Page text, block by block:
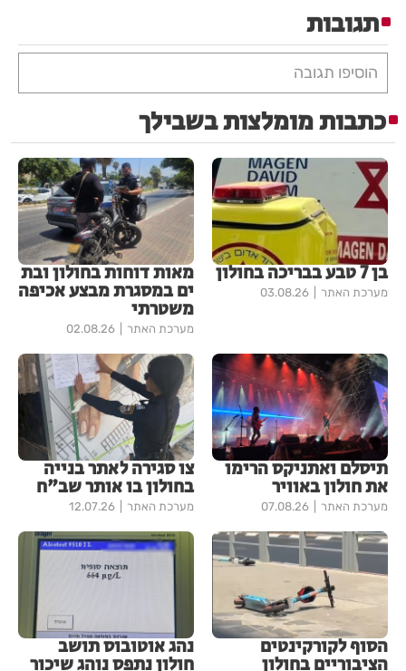
תגובות
הוסיפו תגובה
כתבות מומלצות בשבילך
בן 7 טבע בבריכה בחולון
מערכת האתר 03.08.26
מאות דוחות בחולון ובת
ים במסגרת מבצע אכיפה
משטרתי
מערכת האתר 02.08.26
תיסלם ואתניקס הרימו
את חולון באוויר
מערכת האתר 07.08.26
צו סגירה לאתר בנייה
בחולון בו אותר שב"ח
מערכת האתר 12.07.26
הסוף לקורקינטים
הציבוריים בחולון
נהג אוטובוס תושב
חולון נתפס נוהג שיכור